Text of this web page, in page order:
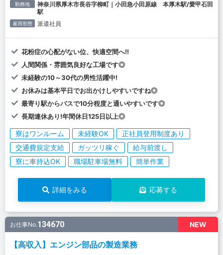
勤務地
神奈川県厚木市長谷字柳町｜小田急小田原線 本厚木駅/愛甲石田
駅
雇用形態 派遣社員
花粉症の心配がない位、快適空間へ!!
人間関係・雰囲気良好な工場です◎
未経験の10～30代の男性活躍中!
お休みは基本平日でお出かけしやすいですね◎
最寄り駅からバスで10分程度と通いやすいです◎
長期連休あり!年間休日125日以上◎
寮はワンルーム 未経験OK
正社員登用制度あり
交通費規定支給
ガッツリ稼ぐ
給与前渡し
寮に車持込OK
職場駐車場無料 簡単作業
詳細をみる 応募する
NEW
お仕事No.134670
【高収入】エンジン部品の製造業務